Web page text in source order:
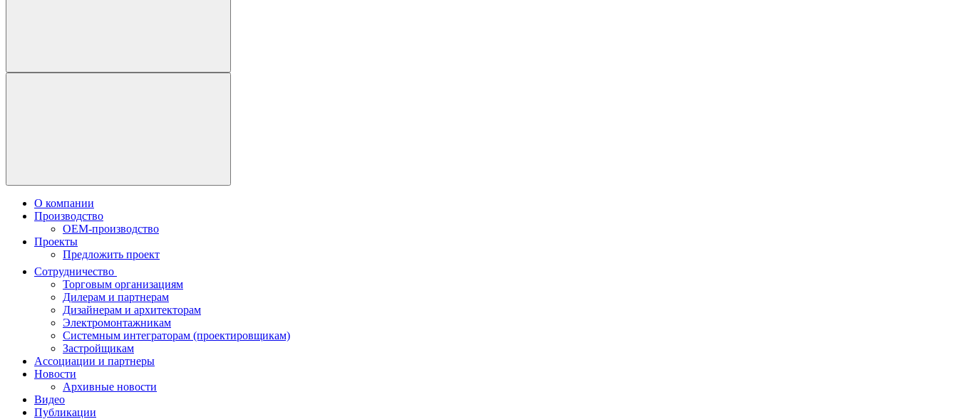
О компании
Производство
OEM-производство
Проекты
Предложить проект
Сотрудничество
Торговым организациям
Дилерам и партнерам
Дизайнерам и архитекторам
Электромонтажникам
Системным интеграторам (проектировщикам)
Застройщикам
Ассоциации и партнеры
Новости
Архивные новости
Видео
Публикации